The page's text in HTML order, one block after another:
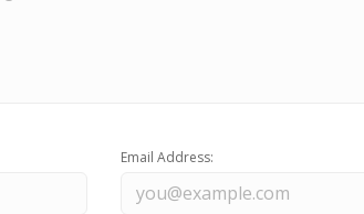
Email Address: